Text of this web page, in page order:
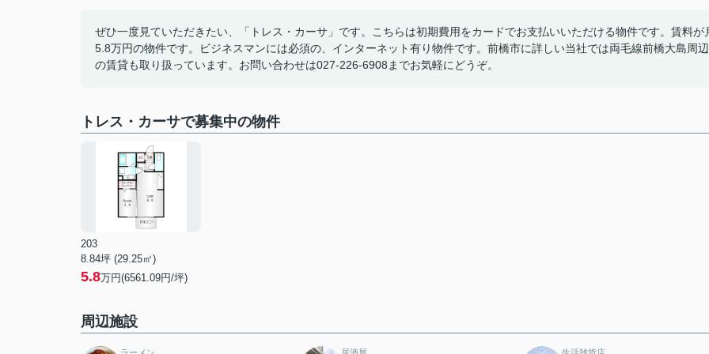
ぜひ一度見ていただきたい、「トレス・カーサ」です。こちらは初期費用をカードでお支払いいただける物件です。賃料が
5.8万円の物件です。ビジネスマンには必須の、インターネット有り物件です。前橋市に詳しい当社では両毛線前橋大島周辺
の賃貸も取り扱っています。お問い合わせは027-226-6908までお気軽にどうぞ。
トレス・カーサで募集中の物件
203
8.84坪 (29.25㎡)
5.8万円(6561.09円/坪)
周辺施設